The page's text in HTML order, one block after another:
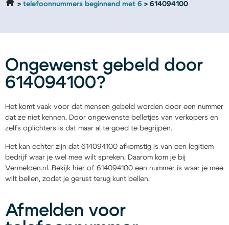
telefoonnummers beginnend met 6 614094100
Ongewenst gebeld door
614094100?
Het komt vaak voor dat mensen gebeld worden door een nummer
dat ze niet kennen. Door ongewenste belletjes van verkopers en
zelfs oplichters is dat maar al te goed te begrijpen.
Het kan echter zijn dat 614094100 afkomstig is van een legitiem
bedrijf waar je wel mee wilt spreken. Daarom kom je bij
Vermelden.nl. Bekijk hier of 614094100 een nummer is waar je mee
wilt bellen, zodat je gerust terug kunt bellen.
Afmelden voor